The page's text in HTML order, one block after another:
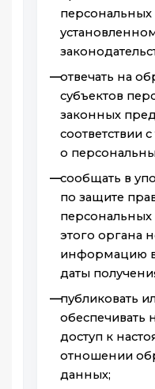
отвечать на
субъектов
законных
соответствии
о
сообщать в
по защите
этого органа
информацию в
даты
публиковать
обеспечивать
доступ к
отношении
данных;